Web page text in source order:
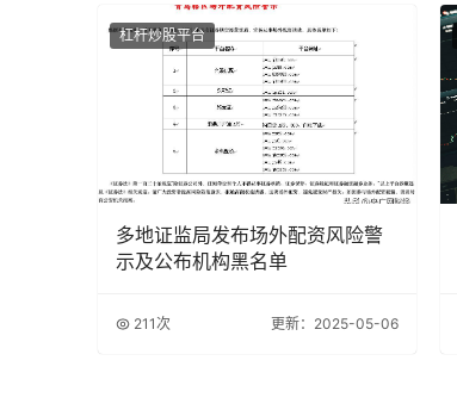
杠杆炒股平台
多地证监局发布场外配资风险警
示及公布机构黑名单
211次 更新：2025-05-06